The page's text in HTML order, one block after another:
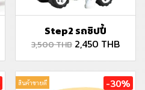
Step2 รถซิปปี้
3,500 THB 2,450 THB
สินค้าขายดี -30%